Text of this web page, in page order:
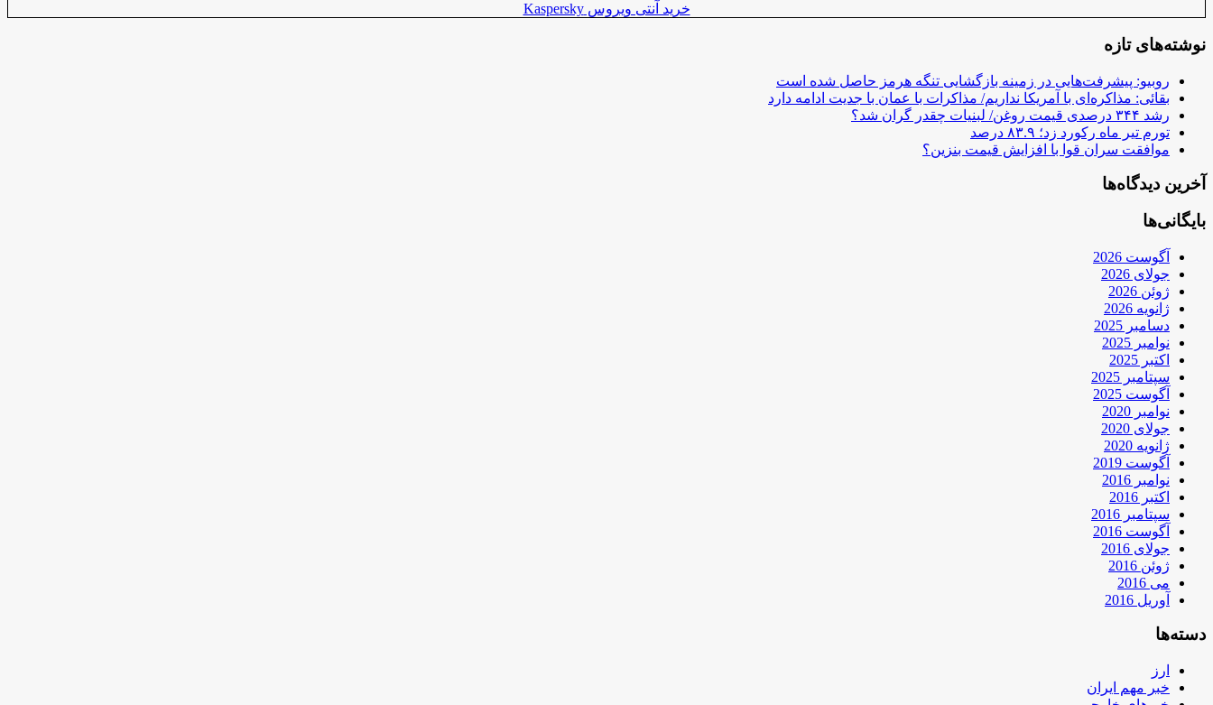
خرید آنتی ویروس Kaspersky
نوشته‌های تازه
روبیو: پیشرفت‌هایی در زمینه بازگشایی تنگه هرمز حاصل شده است
بقائی: مذاکره‌ای با آمریکا نداریم/ مذاکرات با عمان با جدیت ادامه دارد
رشد ۳۴۴ درصدی قیمت روغن/ لبنیات چقدر گران شد؟
تورم تیر ماه رکورد زد؛ ۸۳.۹ درصد
موافقت سران قوا با افزایش قیمت بنزین؟
آخرین دیدگاه‌ها
بایگانی‌ها
آگوست 2026
جولای 2026
ژوئن 2026
ژانویه 2026
دسامبر 2025
نوامبر 2025
اکتبر 2025
سپتامبر 2025
آگوست 2025
نوامبر 2020
جولای 2020
ژانویه 2020
آگوست 2019
نوامبر 2016
اکتبر 2016
سپتامبر 2016
آگوست 2016
جولای 2016
ژوئن 2016
می 2016
آوریل 2016
دسته‌ها
ارز
خبر مهم ایران